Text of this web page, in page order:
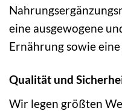
eine ausgewogene
Ernährung sowie
Qualität und
Wir legen größten